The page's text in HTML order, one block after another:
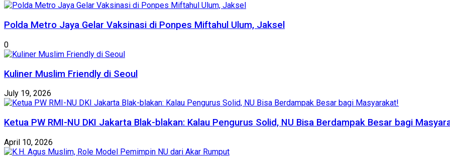
Polda Metro Jaya Gelar Vaksinasi di Ponpes Miftahul Ulum, Jaksel
0
Kuliner Muslim Friendly di Seoul
July 19, 2026
Ketua PW RMI-NU DKI Jakarta Blak-blakan: Kalau Pengurus Solid, NU Bisa Berdampak Besar bagi
April 10, 2026